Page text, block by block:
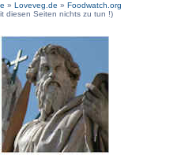
» Loveveg.de » Foodwatch.org
diesen Seiten nichts zu tun !)